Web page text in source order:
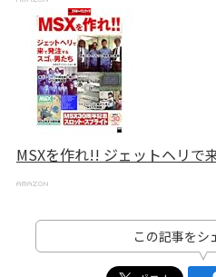
MSXを作れ!! ジェットヘリで
この記事をシ